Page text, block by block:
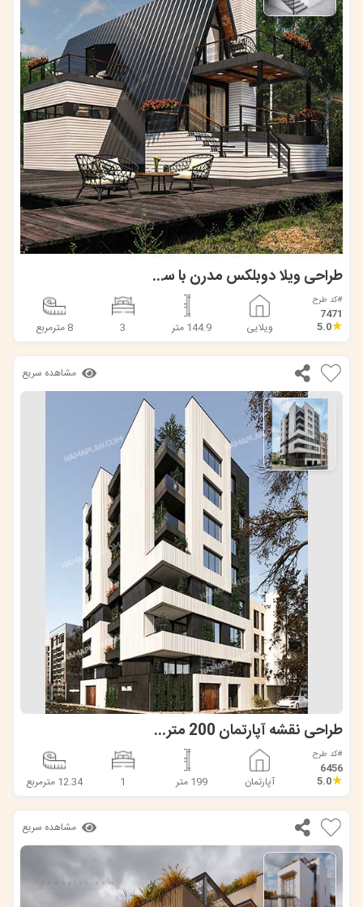
طراحی ویلا دوبلکس مدرن با سقف شیبدار در مازندران
#کد طرح
7471
★
5.0 ویلایی 144.9 متر 3 8 مترمربع
مشاهده سریع
طراحی نقشه آپارتمان 200 متری در مازندران
#کد طرح
6456
★
5.0 آپارتمان 199 متر 1 12.34 مترمربع
مشاهده سریع